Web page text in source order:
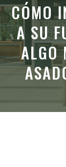
CÓMO
A SU
ALGO